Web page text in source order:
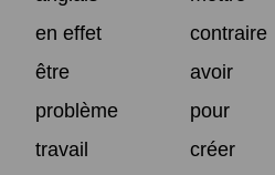
en effet
contraire
être
avoir
problème
pour
travail
créer